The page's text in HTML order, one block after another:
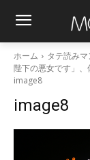
ホーム
タテ読み
陛下の悪女です」
image8
image8